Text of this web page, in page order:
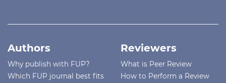
Authors
Why publish with FUP?
Which FUP journal best fits
Reviewers
What is Peer Review
How to Perform a Review